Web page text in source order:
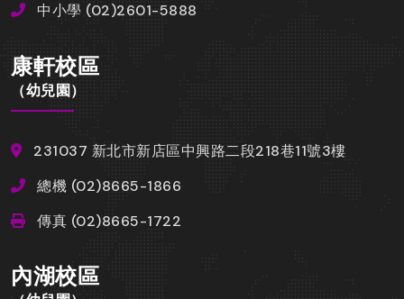
中小學 (02)2601-5888
康軒校區
（幼兒園）
231037 新北市新店區中興路二段218巷11號3樓
總機 (02)8665-1866
傳真 (02)8665-1722
內湖校區